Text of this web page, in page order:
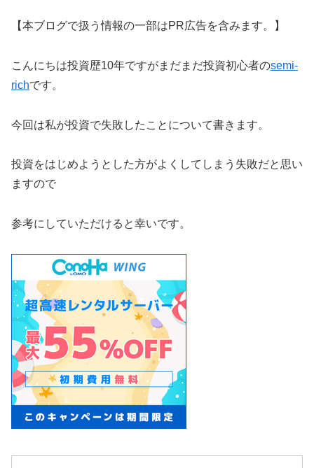
【本ブログで扱う情報の一部はPR広告を含みます。】
こんにちは投資歴10年ですがまだまだ投資初心者のsemi-
richです。
今回は私が投資で失敗したことについて書きます。
投資をはじめようとした方がよくしてしまう失敗だと思い
ますので
参考にしていただけると幸いです。